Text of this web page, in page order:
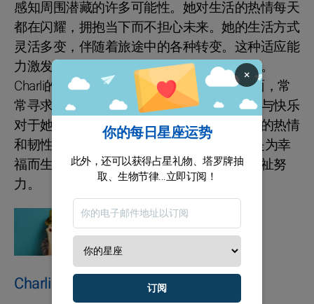
感知周围潜藏的许多可能性。她对生活的热情每天
都在闪耀，拥抱当下而不担心未来。她的生活方式
灵活多变，伴随着旅途中的各种转变。这种适应能
力激发了她对新颖、独特和非凡事物的渴望。
Charli的外交天赋使她能优雅地应对困难局面，常
常寻求妥协。在第九宫的土星影响下，宁静与快乐
对于她的成长至关重要。她展现出一种自然的热情
和韧性，不断追求简单的乐趣。Charli确实是为幸
福而生，经常走进他人的生活，为他们的福祉努
力。
十二生肖
水瓶座的特质分析
Charli XCX的爱情生活如何？
×
你的每日星座运势
此外，还可以获得占星礼物、塔罗牌抽
取、生物节律...立即订阅！
订阅